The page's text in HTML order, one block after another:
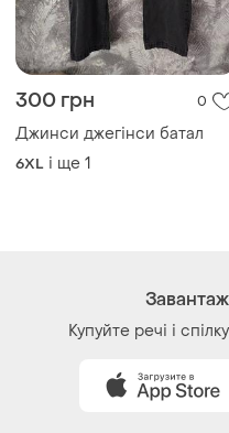
300 грн 0
Джинси джегінси батал
6XL і ще 1
Купуйте речі і